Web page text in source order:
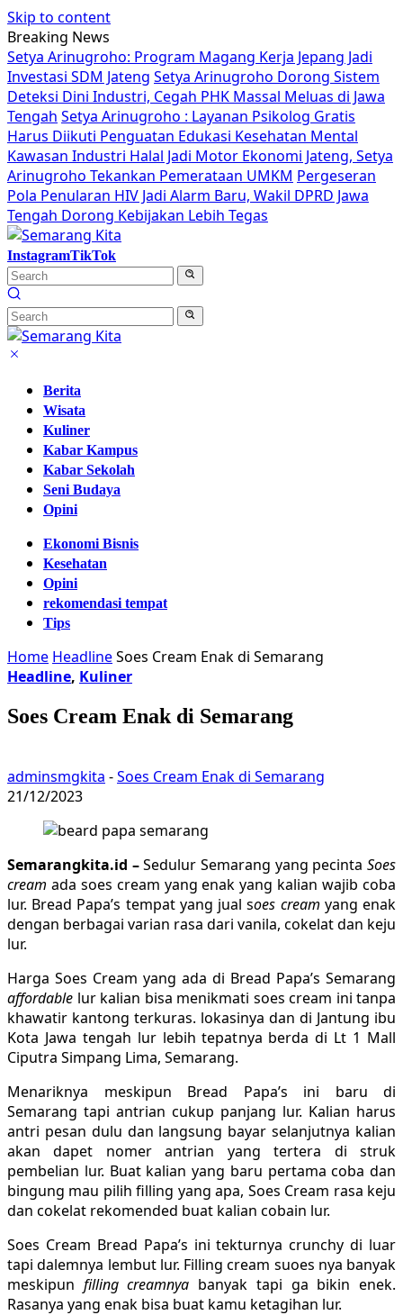
Skip to content
Breaking News
Setya Arinugroho: Program Magang Kerja Jepang Jadi
Investasi SDM Jateng Setya Arinugroho Dorong Sistem
Deteksi Dini Industri, Cegah PHK Massal Meluas di Jawa
Tengah Setya Arinugroho : Layanan Psikolog Gratis
Harus Diikuti Penguatan Edukasi Kesehatan Mental
Kawasan Industri Halal Jadi Motor Ekonomi Jateng, Setya
Arinugroho Tekankan Pemerataan UMKM Pergeseran
Pola Penularan HIV Jadi Alarm Baru, Wakil DPRD Jawa
Tengah Dorong Kebijakan Lebih Tegas
InstagramTikTok
Berita
Wisata
Kuliner
Kabar Kampus
Kabar Sekolah
Seni Budaya
Opini
Ekonomi Bisnis
Kesehatan
Opini
rekomendasi tempat
Tips
Home HeadlineSoes Cream Enak di Semarang
Headline, Kuliner
Soes Cream Enak di Semarang
adminsmgkita -Soes Cream Enak di Semarang
21/12/2023
Semarangkita.id –Sedulur Semarang yang pecintaSoes
cream ada soes cream yang enak yang kalian wajib coba
lur. Bread Papa’s tempat yang jual soes cream yang enak
dengan berbagai varian rasa dari vanila, cokelat dan keju
lur.
Harga Soes Cream yang ada di Bread Papa’s Semarang
affordable lur kalian bisa menikmati soes cream ini tanpa
khawatir kantong terkuras. lokasinya dan di Jantung ibu
Kota Jawa tengah lur lebih tepatnya berda di Lt 1 Mall
Ciputra Simpang Lima, Semarang.
Menariknya meskipun Bread Papa’s ini baru di
Semarang tapi antrian cukup panjang lur. Kalian harus
antri pesan dulu dan langsung bayar selanjutnya kalian
akan dapet nomer antrian yang tertera di struk
pembelian lur. Buat kalian yang baru pertama coba dan
bingung mau pilih filling yang apa, Soes Cream rasa keju
dan cokelat rekomended buat kalian cobain lur.
Soes Cream Bread Papa’s ini tekturnya crunchy di luar
tapi dalemnya lembut lur. Filling cream suoes nya banyak
meskipun filling creamnya banyak tapi ga bikin enek.
Rasanya yang enak bisa buat kamu ketagihan lur.